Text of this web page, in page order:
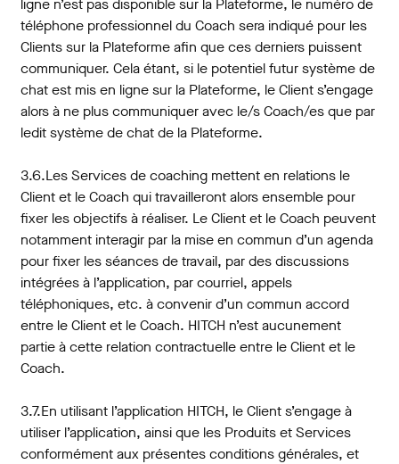
téléphone professionnel du Coach sera indiqué pour les
Clients sur la Plateforme afin que ces derniers puissent
communiquer. Cela étant, si le potentiel futur système de
chat est mis en ligne sur la Plateforme, le Client s’engage
alors à ne plus communiquer avec le/s Coach/es que par
ledit système de chat de la Plateforme.
3.6.Les Services de coaching mettent en relations le
Client et le Coach qui travailleront alors ensemble pour
fixer les objectifs à réaliser. Le Client et le Coach peuvent
notamment interagir par la mise en commun d’un agenda
pour fixer les séances de travail, par des discussions
intégrées à l’application, par courriel, appels
téléphoniques, etc. à convenir d’un commun accord
entre le Client et le Coach. HITCH n’est aucunement
partie à cette relation contractuelle entre le Client et le
Coach.
3.7.En utilisant l’application HITCH, le Client s’engage à
utiliser l’application, ainsi que les Produits et Services
conformément aux présentes conditions générales, et